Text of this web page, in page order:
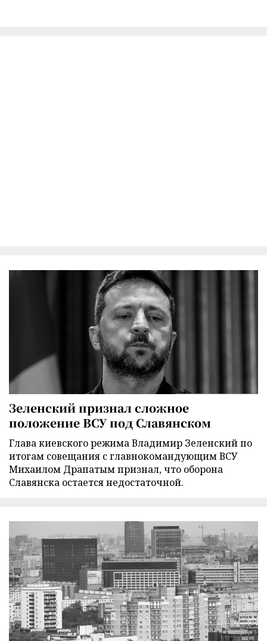
Зеленский признал сложное
положение ВСУ под Славянском
Глава киевского режима Владимир Зеленский по
итогам совещания с главнокомандующим ВСУ
Михаилом Драпатым признал, что оборона
Славянска остается недостаточной.